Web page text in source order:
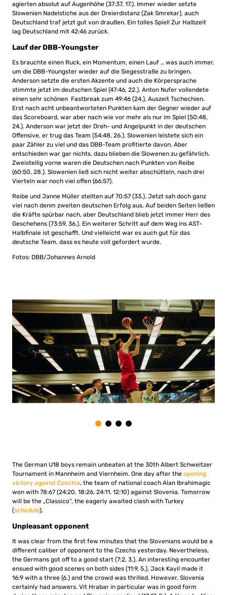
agierten absolut auf Augenhöhe (37:37, 17.). Immer wieder setzte
Slowenien Nadelstiche aus der Dreierdistanz (Zak Smrekar), auch
Deutschland traf jetzt gut von draußen. Ein tolles Spiel! Zur Halbzeit
lag Deutschland mit 42:46 zurück.
Lauf der DBB-Youngster
Es brauchte einen Ruck, ein Momentum, einen Lauf … was auch immer,
um die DBB-Youngster wieder auf die Siegesstraße zu bringen.
Anderson setzte die ersten Akzente und auch die Körpersprache
stimmte jetzt im deutschen Spiel (47:46, 22.). Anton Nufer vollendete
einen sehr schönen Fastbreak zum 49:46 (24.), Auszeit Tschechien.
Erst nach acht unbeantworteten Punkten kam der Gegner wieder auf
das Scoreboard, war aber nach wie vor mehr als nur im Spiel (50:48,
24.). Anderson war jetzt der Dreh- und Angelpunkt in der deutschen
Offensive, er trug das Team (54:48, 26.). Slowenien leistete sich ein
paar Zähler zu viel und das DBB-Team profitierte davon. Aber
entschieden war gar nichts, dazu blieben die Slowenen zu gefährlich.
Zweistellig vorne waren die Deutschen nach Punkten von Reibe
(60:50, 28.). Slowenien ließ sich nicht weiter abschütteln, nach drei
Vierteln war noch viel offen (66:57).
Reibe und Janne Müller stellten auf 70:57 (33.). Jetzt sah doch ganz
viel nach denm zweiten deutschen Erfolg aus. Auf beiden Seiten ließen
die Kräfte spürbar nach, aber Deutschland blieb jetzt immer Herr des
Geschehens (73:59, 36.). Ein weiterer Schritt auf dem Weg ins AST-
Halbfinale ist geschafft. Und vielleicht war es auch gut für das
deutsche Team, dass es heute voll gefordert wurde.
Fotos: DBB/Johannes Arnold
The German U18 boys remain unbeaten at the 30th Albert Schweitzer
Tournament in Mannheim and Viernheim. One day after the opening
victory against Czechia, the team of national coach Alan Ibrahimagic
won with 78:67 (24:20, 18:26, 24:11, 12:10) against Slovenia. Tomorrow
will be the „Classico“, the eagerly awaited clash with Turkey
(schedule).
Unpleasant opponent
It was clear from the first few minutes that the Slovenians would be a
different caliber of opponent to the Czechs yesterday. Nevertheless,
the Germans got off to a good start (7:2, 3.). An interesting encounter
ensued with good scenes on both sides (11:9, 5.). Jack Kayil made it
16:9 with a three (6.) and the crowd was thrilled. However, Slovenia
certainly had answers. Vit Hrabar in particular was in good form